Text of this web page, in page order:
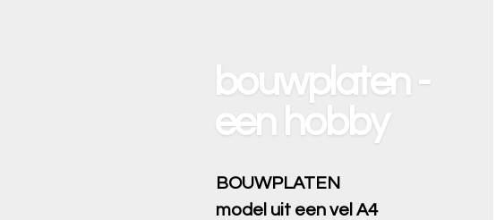
bouwplaten -
een hobby
BOUWPLATEN
model uit een vel A4